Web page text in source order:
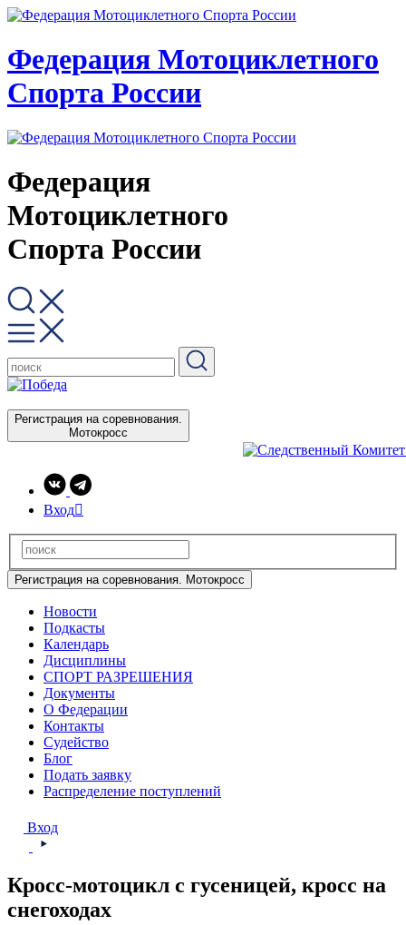
Федерация Мотоциклетного
Спорта России
Федерация
Мотоциклетного
Спорта России
Регистрация на соревнования.
Мотокросс
Вход
Регистрация на соревнования. Мотокросс
Новости
Подкасты
Календарь
Дисциплины
СПОРТ РАЗРЕШЕНИЯ
Документы
О Федерации
Контакты
Судейство
Блог
Подать заявку
Распределение поступлений
Вход
Кросс-мотоцикл с гусеницей, кросс на
снегоходах